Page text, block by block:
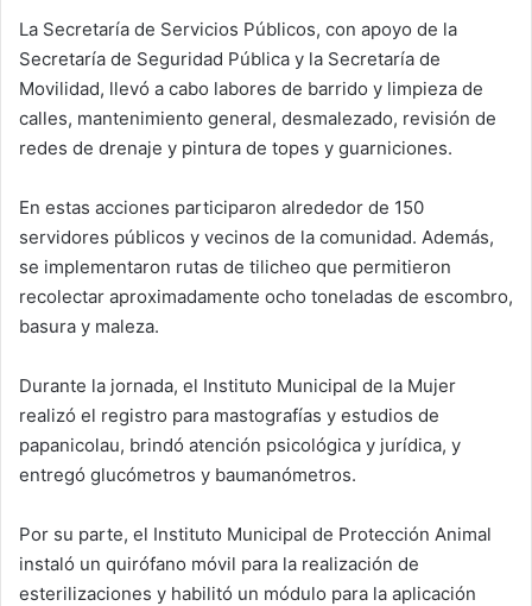
La Secretaría de Servicios Públicos, con apoyo de la
Secretaría de Seguridad Pública y la Secretaría de
Movilidad, llevó a cabo labores de barrido y limpieza de
calles, mantenimiento general, desmalezado, revisión de
redes de drenaje y pintura de topes y guarniciones.
En estas acciones participaron alrededor de 150
servidores públicos y vecinos de la comunidad. Además,
se implementaron rutas de tilicheo que permitieron
recolectar aproximadamente ocho toneladas de escombro,
basura y maleza.
Durante la jornada, el Instituto Municipal de la Mujer
realizó el registro para mastografías y estudios de
papanicolau, brindó atención psicológica y jurídica, y
entregó glucómetros y baumanómetros.
Por su parte, el Instituto Municipal de Protección Animal
instaló un quirófano móvil para la realización de
esterilizaciones y habilitó un módulo para la aplicación